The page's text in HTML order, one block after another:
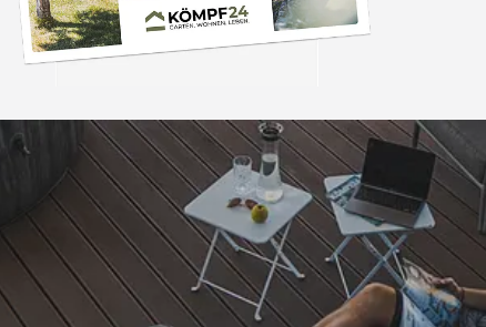
Trusted Shops
4,81/ 5
25.988 Bewertungen
„Super,leicht und
seine